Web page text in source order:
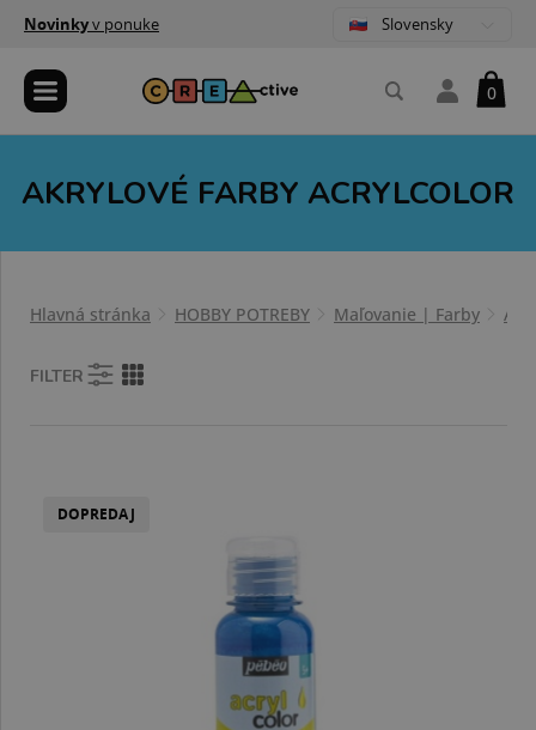
Novinkyv ponuke Slovensky
0
AKRYLOVÉ FARBY ACRYLCOLOR
Hlavná stránka HOBBY POTREBY Maľovanie | Farby
FILTER
DOPREDAJ